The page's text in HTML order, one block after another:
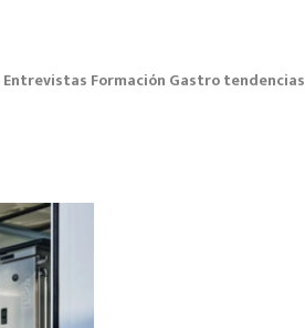
Entrevistas Formación Gastro tendencias